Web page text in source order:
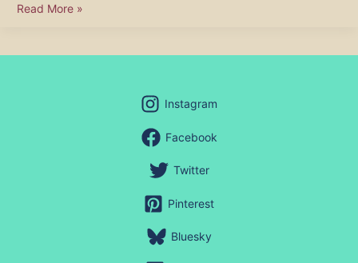
Die
Read More »
Instagram
Facebook
Twitter
Pinterest
Bluesky